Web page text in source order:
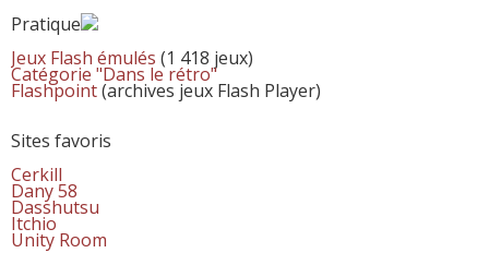
Pratique
Jeux Flash émulés (1 418 jeux)
Catégorie "Dans le rétro"
Flashpoint(archives jeux Flash Player)
Sites favoris
Cerkill
Dany 58
Dasshutsu
Itchio
Unity Room